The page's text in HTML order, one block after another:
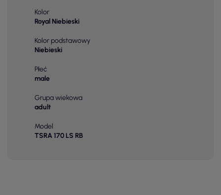
Kolor
Royal Niebieski
Kolor podstawowy
Niebieski
Płeć
male
Grupa wiekowa
adult
Model
TSRA 170 LS RB